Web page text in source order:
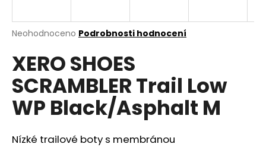
Průměrné
produktu
je
0,0
z
5
hvězdiček.
Neohodnoceno Podrobnosti hodnocení
XERO SHOES
SCRAMBLER Trail Low
WP Black/Asphalt M
Nízké trailové boty s membránou
j
t
?
HLEDAT